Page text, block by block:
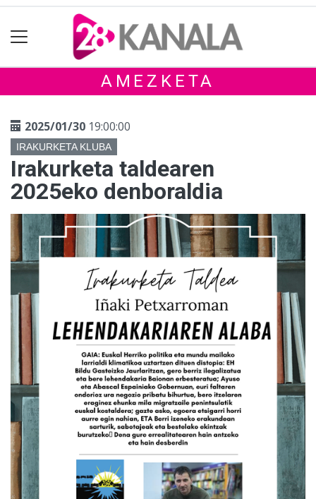
AMEZKETA
2025/01/30 19:00:00
IRAKURKETA KLUBA
Irakurketa taldearen
2025eko denboraldia